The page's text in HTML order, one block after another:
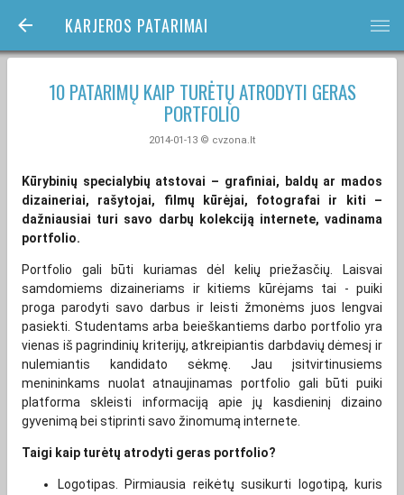
KARJEROS PATARIMAI bars
10 PATARIMŲ KAIP TURĖTŲ ATRODYTI GERAS
PORTFOLIO
2014-01-13 © cvzona.lt
Kūrybinių specialybių atstovai – grafiniai, baldų ar mados
dizaineriai, rašytojai, filmų kūrėjai, fotografai ir kiti –
dažniausiai turi savo darbų kolekciją internete, vadinama
portfolio.
Portfolio gali būti kuriamas dėl kelių priežasčių. Laisvai
samdomiems dizaineriams ir kitiems kūrėjams tai - puiki
proga parodyti savo darbus ir leisti žmonėms juos lengvai
pasiekti. Studentams arba beieškantiems darbo portfolio yra
vienas iš pagrindinių kriterijų, atkreipiantis darbdavių dėmesį ir
nulemiantis kandidato sėkmę. Jau įsitvirtinusiems
menininkams nuolat atnaujinamas portfolio gali būti puiki
platforma skleisti informaciją apie jų kasdieninį dizaino
gyvenimą bei stiprinti savo žinomumą internete.
Taigi kaip turėtų atrodyti geras portfolio?
Logotipas. Pirmiausia reikėtų susikurti logotipą, kuris